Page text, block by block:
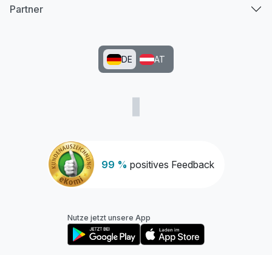
Ausstattung
99 % positives Feedback
Partner
DE AT
Nutze jetzt unsere App